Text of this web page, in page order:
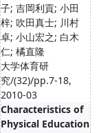
子; 吉岡利貢; 小田
梓; 吹田真士; 川村
卓; 小山宏之; 白木
仁; 橘直隆
大学体育研
究/(32)/pp.7-18,
2010-03
Characteristics of
Physical Education